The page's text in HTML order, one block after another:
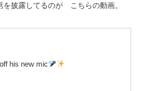
披露してるのが こちらの動画。
his new mic